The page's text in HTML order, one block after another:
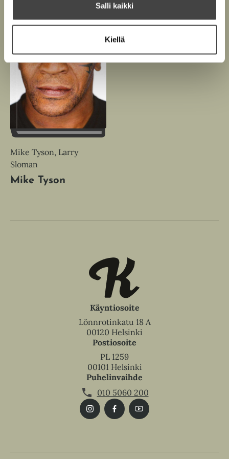
Salli kaikki
Kiellä
Mike Tyson, Larry
Sloman
Mike Tyson
Käyntiosoite
Lönnrotinkatu 18 A
00120 Helsinki
Postiosoite
PL 1259
00101 Helsinki
Puhelinvaihde
010 5060 200